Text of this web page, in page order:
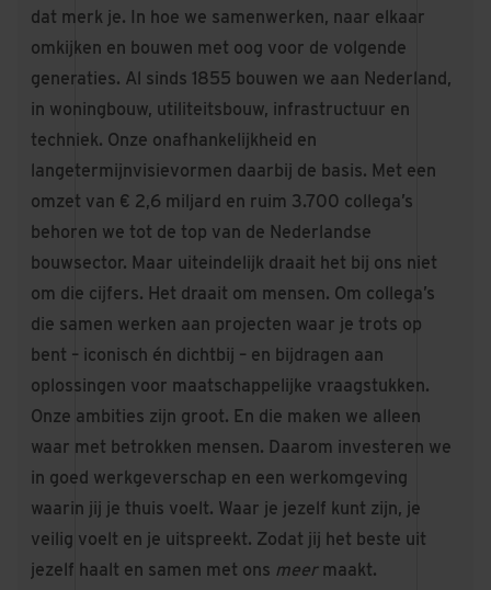
dat merk je. In hoe we samenwerken, naar elkaar
omkijken en bouwen met oog voor de volgende
generaties. Al sinds 1855 bouwen we aan Nederland,
in woningbouw, utiliteitsbouw, infrastructuur en
techniek. Onze onafhankelijkheid en
langetermijnvisievormen daarbij de basis. Met een
omzet van € 2,6 miljard en ruim 3.700 collega’s
behoren we tot de top van de Nederlandse
bouwsector. Maar uiteindelijk draait het bij ons niet
om die cijfers. Het draait om mensen. Om collega’s
die samen werken aan projecten waar je trots op
bent – iconisch én dichtbij – en bijdragen aan
oplossingen voor maatschappelijke vraagstukken.
Onze ambities zijn groot. En die maken we alleen
waar met betrokken mensen. Daarom investeren we
in goed werkgeverschap en een werkomgeving
waarin jij je thuis voelt. Waar je jezelf kunt zijn, je
veilig voelt en je uitspreekt. Zodat jij het beste uit
jezelf haalt en samen met ons meermaakt.